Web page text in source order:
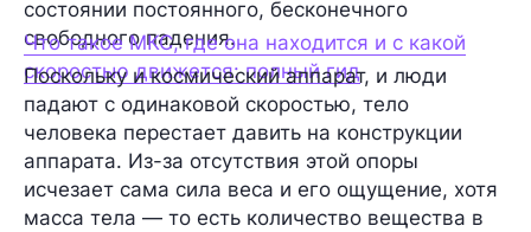
состоянии постоянного, бесконечного
свободного падения.
Что такое МКС, где она находится и с какой
скоростью движется: полный гид
Поскольку и космический аппарат, и люди
падают с одинаковой скоростью, тело
человека перестает давить на конструкции
аппарата. Из-за отсутствия этой опоры
исчезает сама сила веса и его ощущение, хотя
масса тела — то есть количество вещества в